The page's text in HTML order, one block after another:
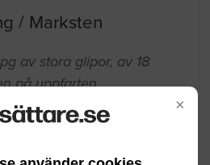
×
/ Marksten
av stora glipor, av 18
på uppfarten.
7 m2 , ca 90 stenar
30*20 cm, varierande